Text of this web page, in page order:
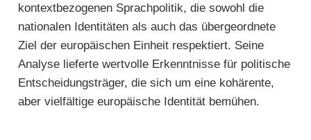
kontextbezogenen Sprachpolitik, die sowohl die
nationalen Identitäten als auch das übergeordnete
Ziel der europäischen Einheit respektiert. Seine
Analyse lieferte wertvolle Erkenntnisse für politische
Entscheidungsträger, die sich um eine kohärente,
aber vielfältige europäische Identität bemühen.